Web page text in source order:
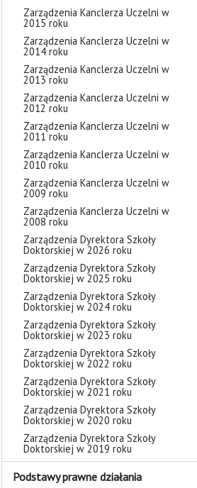
Zarządzenia Kanclerza Uczelni w
2015 roku
Zarządzenia Kanclerza Uczelni w
2014 roku
Zarządzenia Kanclerza Uczelni w
2013 roku
Zarządzenia Kanclerza Uczelni w
2012 roku
Zarządzenia Kanclerza Uczelni w
2011 roku
Zarządzenia Kanclerza Uczelni w
2010 roku
Zarządzenia Kanclerza Uczelni w
2009 roku
Zarządzenia Kanclerza Uczelni w
2008 roku
Zarządzenia Dyrektora Szkoły
Doktorskiej w 2026 roku
Zarządzenia Dyrektora Szkoły
Doktorskiej w 2025 roku
Zarządzenia Dyrektora Szkoły
Doktorskiej w 2024 roku
Zarządzenia Dyrektora Szkoły
Doktorskiej w 2023 roku
Zarządzenia Dyrektora Szkoły
Doktorskiej w 2022 roku
Zarządzenia Dyrektora Szkoły
Doktorskiej w 2021 roku
Zarządzenia Dyrektora Szkoły
Doktorskiej w 2020 roku
Zarządzenia Dyrektora Szkoły
Doktorskiej w 2019 roku
Podstawy prawne działania